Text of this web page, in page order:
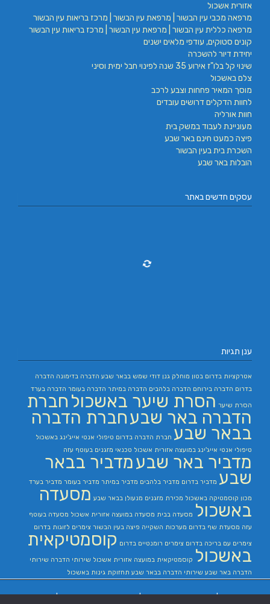
אזורית אשכול
מרפאה מכבי עין הבשור | מרפאת עין הבשור | מרכז בריאות עין הבשור
מרפאה כללית עין הבשור | מרפאת עין הבשור | מרכז בריאות עין הבשור
קונים סטוקים, עודפי מלאים ישנים
יחידת דיור להשכרה
שינוי קל בלו"ז אירוע 35 שנה לפינוי חבל ימית וסיני
צלם באשכול
מוסך המאיר פחחות וצבע לרכב
לחוות הדקלים דרושים עובדים
חוות אורליה
מעוניינת לעבוד במשק בית
פיצה כמעט חינם באר שבע
השכרת בית בעין הבשור
הובלות באר שבע
עסקים חדשים באתר
ענן תגיות
אטרקציות בדרום בטון מוחלק גנן דודי שמש בבאר שבע הדברה בדימונה הדברה
בדרום הדברה בירוחם הדברה בלהבים הדברה במיתר הדברה בעומר הדברה בערד
הסרת שיער הסרת שיער באשכול חברת
הדברה באר שבעחברת הדברה
בבאר שבע חברת הדברה בדרום טיפולי אנטי אייג'ינג באשכול
טיפולי אנטי אייג'ינג במועצה אזורית אשכול טכנאי מזגנים בעוטף עזה
מדביר באר שבעמדביר בבאר
שבע מדביר בדרום מדביר בלהבים מדביר במיתר מדביר בעומר מדביר בערד
מכון קוסמטיקה באשכול מכירת מזגנים מנעולן בבאר שבע מסעדה
באשכול מסעדה בבית מסעדה במועצה אזורית אשכול מסעדה בעוטף
עזה מסעדת שף בדרום מערכות השקייה פיצה בעין הבשור צימרים לזוגות בדרום
צימרים עם בריכה בדרום צימרים רומנטיים בדרום קוסמטיקאית
באשכול קוסמטיקאית במועצה אזורית אשכול שירותי הדברה שירותי
הדברה באר שבע שירותי הדברה בבאר שבע תחזוקת גינות באשכול